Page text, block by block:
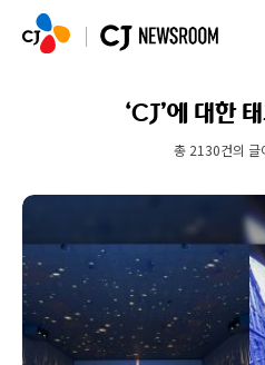
‘CJ’에 대한
총 2130건의 글